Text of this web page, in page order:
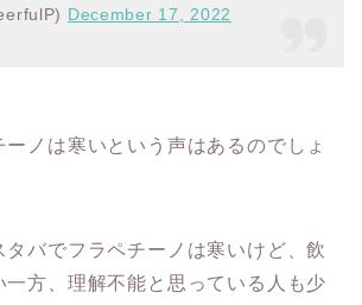
December 17, 2022
ーノは寒いという声はあるのでしょ
バでフラペチーノは寒いけど、飲
一方、理解不能と思っている人も少